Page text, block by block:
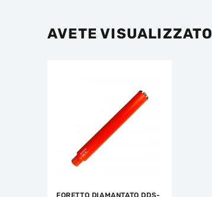
AVETE VISUALIZZATO
FORETTO DIAMANTATO DDS-